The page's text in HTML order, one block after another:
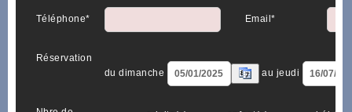
Téléphone* Email*
Réservation
du dimanche
au jeudi